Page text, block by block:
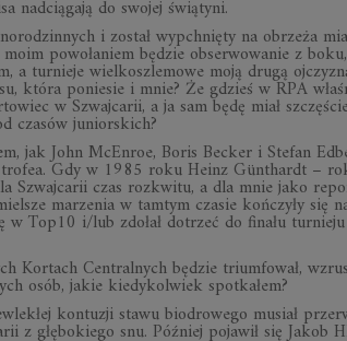
nadciągają do swojej świątyni.
i został wypchnięty na obrzeża
powołaniem będzie obserwowanie z
a turnieje wielkoszlemowe moją drugą
która poniesie i mnie? Że gdzieś w RPA
w Szwajcarii, a ja sam będę miał
czasów juniorskich?
jak John McEnroe, Boris Becker i Stefan
Gdy w 1985 roku Heinz Günthardt –
Szwajcarii czas rozkwitu, a dla mnie jako
marzenia w tamtym czasie kończyły się
w Top10 i/lub zdołał dotrzeć do finału turnieju
Kortach Centralnych będzie triumfował,
osób, jakie kiedykolwiek spotkałem?
kontuzji stawu biodrowego musiał
z głębokiego snu. Później pojawił się Jakob